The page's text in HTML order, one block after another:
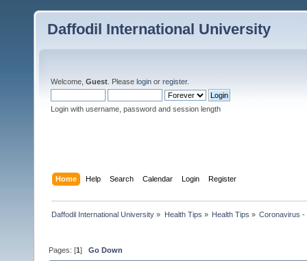
Daffodil International University
Welcome, Guest . Please login or register.
Login with username, password and session length
Home Help Search Calendar Login Register
Daffodil International University » Health Tips » Health Tips » Coronavirus -
Pages: [1]Go Down